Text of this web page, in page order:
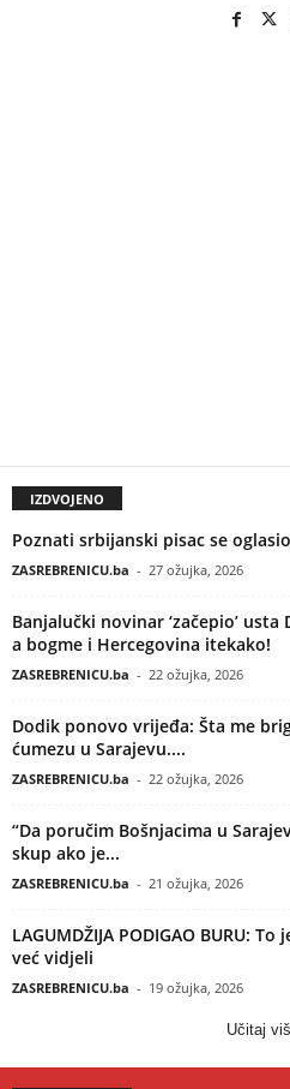
IZDVOJENO
Poznati srbijanski pisac se
ZASREBRENICU.ba - 27 ožujka, 2026
Banjalučki novinar ‘začepio’
a bogme i Hercegovina itekako!
ZASREBRENICU.ba - 22 ožujka, 2026
Dodik ponovo vrijeđa: Šta me
ćumezu u Sarajevu....
ZASREBRENICU.ba - 22 ožujka, 2026
“Da poručim Bošnjacima u
skup ako je...
ZASREBRENICU.ba - 21 ožujka, 2026
LAGUMDŽIJA PODIGAO BURU:
već vidjeli
ZASREBRENICU.ba - 19 ožujka, 2026
Učitaj